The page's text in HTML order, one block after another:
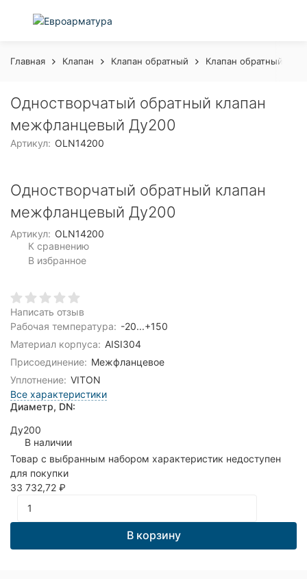
Главная Клапан Клапан обратный Клапан обратный
Одностворчатый обратный клапан
межфланцевый Ду200
Артикул: OLN14200
Одностворчатый обратный клапан
межфланцевый Ду200
Артикул: OLN14200
К сравнению
В избранное
Написать отзыв
Рабочая температура: -20...+150
Материал корпуса: AISI304
Присоединение: Межфланцевое
Уплотнение: VITON
Все характеристики
Диаметр, DN:
Ду200
В наличии
Товар с выбранным набором характеристик недоступен
для покупки
33 732,72 ₽
В корзину